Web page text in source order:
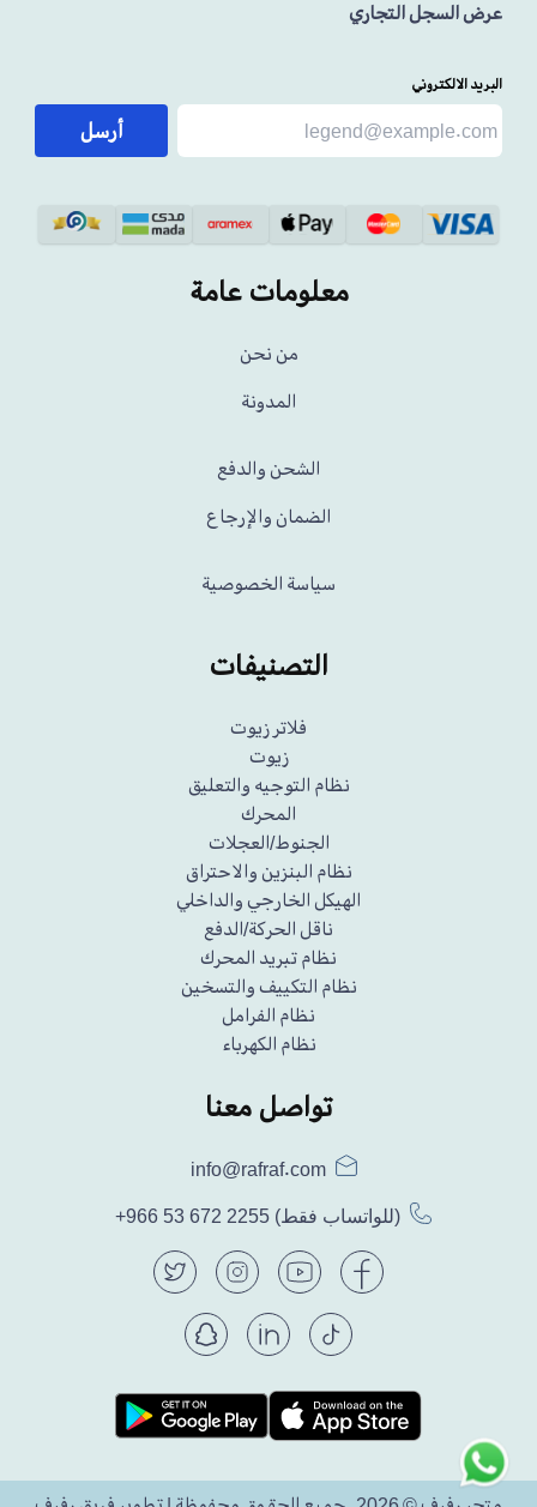
عرض السجل التجاري
البريد الالكتروني
أرسل
معلومات عامة
من نحن
المدونة
الشحن والدفع
الضمان والإرجاع
سياسة الخصوصية
التصنيفات
فلاتر زيوت
زيوت
نظام التوجيه والتعليق
المحرك
الجنوط/العجلات
نظام البنزين والاحتراق
الهيكل الخارجي والداخلي
ناقل الحركة/الدفع
نظام تبريد المحرك
نظام التكييف والتسخين
نظام الفرامل
نظام الكهرباء
تواصل معنا
info@rafraf.com
+966 53 672 2255 (للواتساب فقط)